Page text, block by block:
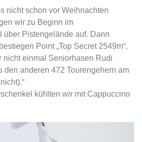
nicht schon vor Weihnachten
wir zu Beginn im
über Pistengelände auf. Dann
Point „Top Secret 2549m“,
nicht einmal Seniorhasen Rudi
den anderen 472 Tourengehern am
kühlten wir mit Cappuccino